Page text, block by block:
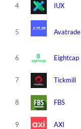
4 IUX
5 Avatrade
6 Eightcap
7 Tickmill
8 FBS
9 AXI